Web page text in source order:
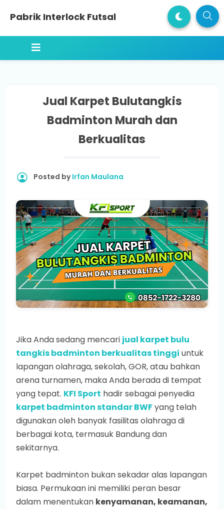
Pabrik Interlock Futsal
Jual Karpet Bulutangkis
Badminton Murah dan
Berkualitas
Posted byIrfan Maulana
Jika Anda sedang mencari jual karpet bulu
tangkis badminton berkualitas tinggi untuk
lapangan olahraga, sekolah, GOR, atau bahkan
arena turnamen, maka Anda berada di tempat
yang tepat. KFI Sport hadir sebagai penyedia
karpet badminton standar BWFyang telah
digunakan oleh banyak fasilitas olahraga di
berbagai kota, termasuk Bandung dan
sekitarnya.
Karpet badminton bukan sekadar alas lapangan
biasa. Permukaan ini memiliki peran besar
dalam menentukan kenyamanan, keamanan,